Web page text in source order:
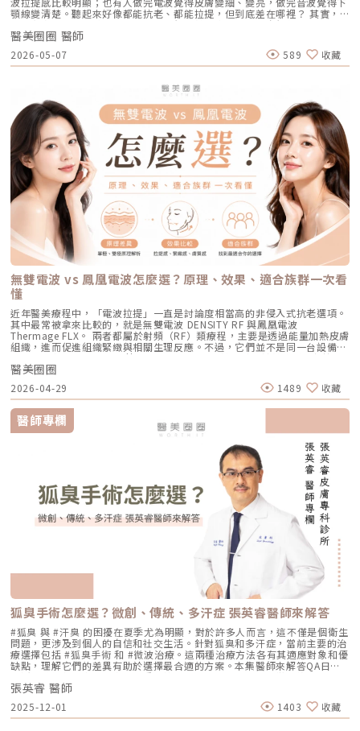
A 酸至少 1 到 3 個月後，讓皮膚屏障稍微恢復，再來進行雷射治療會比較
安全。Q3：如果我只有局部（例如下巴）長痘痘，可以只打局部嗎？A：通
常建議「全臉治療」效果最佳。皮脂腺是分佈在全臉的，雖然目前只有下巴
在發炎，但其他區域的皮脂腺可能也處於過度活躍的狀態。全臉均勻施打可
以達到整體控油、預防其他部位未來爆發的效果。當然，醫師在施打時，會
針對正在發炎的嚴重區域特別加強能量。Q4：三次療程結束後，一輩子都
幅萎縮皮脂腺，把出油量降到極低，讓長痘痘的機率降到最低。但人體是有
自我修復機制的，經過數年後，部分皮脂腺可能會慢慢恢復部分功能。此
外，極端的壓力、嚴重的賀爾蒙失調依然可能引發零星的痘痘。但整體來
說，膚況絕對會比治療前穩定非常多。許多人會選擇在 1 到 2 年後，將
AviClear 作為年度的「控油進廠保養」來施打一次。Q5：打完 AviClear 後
有修復期嗎？該怎麼保養？A：由於屬於「非侵入性」的安全療程，術後皮
膚最多只會有輕微的泛紅，通常在幾個小時到一天內就會自然消退，完全不
影響日常上班上課。術後的保養也非常簡單：只要做好「基礎保濕」與「確
實防曬」，並在術後一週內暫停使用美白、酸類或去角質等刺激性產品即
可。對於忙碌的現代人來說，是非常友善的午休醫美選擇。拿回肌膚的主導
權，抗痘不再是一場苦戰青春痘從來就不只是一個表面的皮膚問題，它更深
刻地牽動著個人的自信心與社交生活。過去，嚴重痘痘肌患者往往陷入兩
難：任憑痘痘反覆肆虐，或是無奈忍受口服藥物的強烈副作用。隨著 2026
年新一代抗痘武器AviClear 戰痘雷射（1726nm）問世，無疑為醫學美容界
與深受痘痘困擾的患者，提供了一個全新、安全且具備極長效性的無藥物解
答。它成功將抗痘戰場，從伴隨負擔的全身性藥物代謝，精準轉移至局部的
皮脂腺控制，從源頭阻斷致痘環境。如果你也厭倦了反覆擦藥、吃藥的無盡
輪迴，渴望重新擁有一張清爽、穩定、不易泛油光的健康臉龐，建議尋求專
業醫師進行完整的膚況評估。透過精準的雷射療程規劃，為自己預約一個遠
離痘疤與油光的全新未來！
重度凹洞救星：UP雷射原理：如果是屬於嚴重的「疤痕/凹洞型毛孔」，皮
秒雷射可能不夠力，這時候就需要汽化型雷射上場。例如 UP雷射
（UltraPulse），它能將能量精準且極深地打入真皮層甚至皮下組織，切斷
硬化的纖維化疤痕組織，進行深層的肌膚重建。適合誰：嚴重的冰鑿型痘
疤、嚴重凹洞型毛孔粗大。效果與特色：效果非常強大且顯著，但相對的
「破壞力」也強。術後會有明顯的點狀結痂、流組織液，恢復期較長（約需
波 Exion、無限電波 Potenza）原理：結合了「微針」與「電波（RF）」
雙重優勢。透過極細的微針穿透表皮，在到達真皮層特定深度時瞬間釋放電
波熱能。這不僅能刺激膠原蛋白與彈力蛋白重組（改善老化型毛孔），微針
的物理性破壞與電波熱能，還能破壞過度活躍的皮脂腺（改善出油型毛
孔）。適合誰：混合型毛孔（又油又鬆弛）、肝斑體質不適合打高能量雷射
者、想全面提升膚質緊緻度的人。效果與特色：因為熱能在皮膚深層釋放，
表皮的熱傷害極小，退紅快（通常隔天即可上妝）。對於膚質的「整體優
化」有非常亮眼的表現。5. 物理性微創重建：得美微針筆（Dermapen）原
理：透過儀器上極細微的針頭，在肌膚表層每秒創造出1,920的微小穿刺通
道。這種「微破壞」能直接啟動肌膚天然的傷口癒合機制，刺激膠原蛋白與
彈力蛋白增生。更棒的是，這些微通道能像海綿一樣，大幅提升後續保養精
華（如生長因子、高濃度玻尿酸）的吸收率，達到加乘的養膚效果。適合族
群：老化型毛孔、淺層凹洞型毛孔、膚質粗糙者，以及對部分能量型療程較
為敏感、希望降低反黑風險的族群（實際仍需由醫師評估）。效果與特色：
因為沒有雷射或電波的「熱傷害」，所以術後照顧相對簡單，反黑機率極
低。做完後通常會有 1~3 天的微泛紅，能溫和改善膚質與毛孔細緻度的新
興療程。醫美療程怎麼選？重點大評比為了讓你更清楚怎麼挑選，我們整理
了五大主力療程的比較表：療程後的關鍵：醫美術後保養黃金法則許多人投
入療程本身，卻忽略術後照護的重要性，可能影響修復效果，甚至增加色素
沉澱風險。掌握以下三大原則，有助於穩定膚況並延續療程效果：1. 加強保
濕修護雷射或電波療程後，肌膚屏障暫時較為脆弱，容易出現乾燥與水分流
失。建議選擇成分單純、無香精與酒精的保濕與修護產品（如玻尿酸、神經
醯胺），協助維持肌膚修復所需的穩定環境。2. 落實防曬措施術後肌膚對紫
外線較為敏感，建議使用足夠防曬係數（如 SPF30–50 以上），並搭配帽
子、陽傘等物理性防曬，以降低色素沉澱的風險。3. 避免刺激性保養於恢復
期間內，應暫停使用酸類（如果酸、水楊酸）、A醇、去角質及高刺激性美
白產品。實際恢復時間會依療程種類與個人膚況不同，建議依照醫師指示逐
步恢復日常保養。毛孔粗大常見問題Q&A Q1：做完醫美，毛孔就可以「完
全消失」嗎？ 這是不切實際的期望喔！毛孔是皮膚正常的生理結構，不可
能完全消失不見。醫美療程的目標是讓變大、變形毛孔「縮小、變淺」，讓
肌膚在視覺上達到平滑、細緻的效果，也就是俗稱的「水煮蛋肌」狀態。
Q2：打雷射縮毛孔，皮膚會不會越打越薄？ 正確的雷射治療不但不會讓皮
膚變薄，反而會因為刺激真皮層膠原蛋白新生，讓肌膚變得更厚實、更有彈
性！但前提是「間隔時間要充足」且「能量掌控得當」，過度頻繁的施打才
有可能破壞皮膚屏障。Q3：改善毛孔粗大，通常需要打幾次才有效？ 醫美
不是變魔術，通常需要一個「療程」的規劃。以皮秒雷射或微針電波為例，
通常會建議進行 3~5 次（每次間隔約 4~6 週）為一個完整療程。不過，多
數人在第 2 次治療後，就會感覺到上妝變得服貼、出油量減少的明顯變化
了。Q4：我是容易泛紅的敏感肌或酒糟肌，也能做醫美縮毛孔嗎？需經醫
師審慎評估。敏感肌或酒糟肌因皮膚屏障較脆弱，若在發炎尚未穩定的情況
下進行高能量雷射，可能增加泛紅加劇或刺激反應的風險。因此治療重點通
常會先放在「穩定膚況與降低發炎反應」，並依個別狀況調整可能的誘發因
素。待肌膚穩定後，再由醫師評估選擇較溫和的療程，例如微針類療程或能
量可精準控制的微針電波，以循序漸進方式改善毛孔粗大與膚質細緻度。
Q5：我平常有在擦酸類或A醇縮毛孔，做醫美前後需要停用嗎？建議暫停使
用，但實際時間需依療程種類與個人膚況調整。酸類（如果酸、水楊酸）與
A醇會促進角質代謝，可能在療程前後增加肌膚敏感度，使刺激反應（如泛
紅、乾燥）加劇，並提高色素沉澱的風險。一般常見建議為：療程前約3–7
天暫停使用，術後約1–2週再視肌膚修復狀況逐步恢復。但實際仍應依醫師
評估為準。在停用期間，建議以溫和清潔、加強保濕與修護（如玻尿酸、神
經醯胺等），並落實防曬措施，協助肌膚穩定修復。擺脫毛孔焦慮，找回平
滑自信肌對抗毛孔粗大是一場長期抗戰，它需要你改變不良的生活習慣、建
立正確的居家保養觀念，並適時借助醫美科技的強大力量來突破瓶頸。現在
的醫美技術已經能為各種膚況提供客製化的解決方案，如果不確定自己到底
是屬於哪一種毛孔類型，或者不知道該從哪一個療程下手，建議直接安排時
間到專業的醫美診所進行諮詢。透過醫師的專業評估，甚至搭配高階的肌膚
檢測儀器，才能為你規劃出最精準、最不走冤枉路的縮毛孔計畫！★溫馨提
辨識斑點的深度與分布，使能量設定更具科學依據。在治療作用上，
Reepot 搭載超低溫冷卻機制，能在能量擊發的同時以低溫保護皮膚，降低
紅腫與熱刺激。其能量原理以機械式震動分散黑色素為主，而非單純依賴高
熱破壞，因此對周邊組織更溫和。簡單來說，它讓除斑從過去較不穩定的模
式，提升為更可控、恢復期更短的療程設計。Reepot 三大核心技術：讓除
斑更精準、安全、穩定在眾多除斑雷射中，Reepot 之所以被視為新一代的
術，不只是把能量打在斑點上，而是以更科學、更安全的方式處理色素問
題。AutoDerm 智慧影像分析系統在正式治療前，系統會先掃描肌膚，辨識
每一處斑點的分布、深度與範圍。這讓醫師不再只依賴肉眼判斷，而是能透
過影像資訊調整能量，讓治療更客製化、也更一致。對於斑點多、深淺不一
或分布不規則的人來說，這項技術能有效提升治療的精準度。CPTL 超冷卻
保護除斑過程中最令人擔心的副作用之一，就是因熱能過高造成紅腫、脫
皮，甚至反黑。CPTL 的作用是在雷射擊發的同時迅速降溫，使肌膚保持在
低溫狀態，避免熱能向周圍擴散。皮膚被冷保護包覆後，不僅治療時更舒
適，也能減少後續的發炎反應，讓整體修復期縮短許多。VSLS色素冷剝離
技術在 532 奈米波長下，Reepot 的能量並非以高熱燒灼黑色素，而是以機
械式的震動作用使色素顆粒鬆動、分離，再交由身體自然代謝。這項機制能
同時保護真皮層的血管結構，減少對健康組織的影響，讓整個治療更溫和，
也降低出現過度刺激或色素反應的可能性。透過這三項核心技術的搭配，
Reepot 不只是單純「把斑點打掉」，而是以更安全、更穩定的方式改善色
素問題，也更符合現代人對於恢復期短、風險低的期待。Reepot 為何能將
斑點一撕即除？人工皮代謝讓改善更有感為什麼 Reepot 能做到治療後「撕
除人工皮時同步帶走斑點」？這與它的能量作用與術後設計密切相關。
Reepot 透過 532 nm 能量搭配冷剝離技術，使表層黑色素逐漸被帶向角質
層；治療後覆蓋的人工皮則提供穩定、封閉式的修復環境，讓色素在代謝期
間被更完整地固定在表皮。當人工皮在回診時由專業人員取下，老化角質連
同部分色素會一併脫落，因此能呈現出「一撕即除」的改善效果。以冷卻保
護與機械式震動相結合的方式，讓斑點代謝更有感，也讓治療成果更直觀。
誰適合做 Reepot？讓你一眼就能找到自己的定位Reepot 特別適合以下肌
膚需求： 曬斑、雀斑、老人斑、顴骨母斑 膚色暗沉不均，看起來不夠乾淨
做過除斑，但怕反黑、怕紅腫 希望治療後恢復期短、隔天能上班 膚質偏薄
或偏敏感，不敢嘗試侵略性太高的治療Reepot AI時光雷射的效果：一次能
改善什麼？以下為臨床上常見改善情況（效果因個人皮膚而異）： 斑點淡
化明顯 膚色提亮、均勻度提升 老人斑變淡、邊界變柔和 妝感變乾淨，妝更
貼更亮 肌膚質地有細緻感Reepot 術後恢復期與照護指南Reepot 最大優勢
之一就是修復期短。常見反應淡淡泛紅：1–3 天斑點結痂／色素加深：3–7
天代謝期：1–2 週術前事項1. 治療部位若有傷口、感染或過敏發炎需等肌膚
恢復後再施作。2. 有心律調節器、光敏感或慢性疾病者需由醫師評估安全
性。3. 孕婦、哺乳者與近期使用光敏藥物者不建議進行光電療程。4. 三個
月內做過深層換膚或磨皮者需與醫師確認治療時機。5. 術前請避免日曬並停
止酸類、去角質與刺激性保養品。這些都有助於減少反黑。術後照護1. 人工
皮需連續貼著約 14 天且不可自行撕除。2. 若人工皮翹起或濕潤可加貼更大
片人工皮加強固定。3. 術後兩週內避免三溫暖、蒸氣、劇烈流汗與飲酒。4.
請按時回診由專業人員移除人工皮並檢查膚況。5. 如出現紅腫、刺癢或滲出
應立即聯絡診所處理。6. 色素代謝期間避免使用磨砂、卸妝棉與去角質產
品。7. 修復期需加強保濕並確實做好防曬。Reepot 的優勢到底在哪？與傳
準 舒適度 熱感明顯，需敷麻 即時冷卻系統，可不需敷麻 反黑風險 較高 較
理多種斑點 療程次數 修復期 可能需多次，修復期較長 單次有感改善、修復
期更短 適合性 適合多數色斑但風險略高 適合希望快速、低風險改善的族群
Reepot AI時光雷射禁忌症以下情況在接受 Reepot 治療時需特別注意，需
由醫療人員審慎評估：1. 具有光敏感體質或正在使用感光藥物者若皮膚對光
線反應特別強烈，或正在使用會增加光敏性的藥物，治療後發生刺激或色素
反應的風險較高。2. 三個月內曾使用口服 A 酸A 酸會影響皮膚角質更新與
修復速度，使治療後的反應加劇，因此仿單建議需完全停藥至少三個月。3.
最近三到六個月內接受過填補注射包括玻尿酸、洢蓮絲、舒顏萃等填充劑，
為避免能量影響填充物穩定性，需由醫療人員評估治療時機。4. 三個月內接
受過磨皮或其他侵入性治療若表皮尚未完全恢復，過早進行雷射可能造成過
度刺激或延長恢復期。5. 懷孕與哺乳期間仿單中明確列為需避免的狀況，主
要基於安全性與荷爾蒙變動的不確定性雖然非侵入性，但仍建議暫緩治療。
顎線變清楚。聽起來好像都能抗老、都能拉提，但到底差在哪裡？ 其實，
電波和音波最大的差別，不是「哪一個比較厲害」，而是它們使用的能量不
同、作用的層次不同，適合處理的老化問題也不同。 簡單來說： 電波偏向
改善皮膚的鬆、細紋、膚質與緊緻度。 音波偏向改善輪廓的垂、嘴邊肉、
下顎線與深層支撐。 例如：如果把臉比喻成一棟房子，電波比較像是在整
理牆面，讓表面變得更平整、更緊；音波則比較像是在加強地基與支撐結
拉提使用的是 RF 射頻能量。RF 是 Radiofrequency 的縮寫。原理是透過
射頻能量在皮膚組織中產生熱能，讓膠原蛋白受熱收縮，並啟動後續的膠原
蛋白新生與重組。很多人一聽到「加熱」會覺得很抽象，電波不是只打一個
點，而是讓一段皮膚組織被均勻加熱。當皮膚裡的膠原纖維遇到適當熱能，
就像鬆掉的彈力網被重新收緊，視覺上會有比較緊、平整的感覺。所以電波
常見的效果感受包括：皮膚變緊、細紋變淡、毛孔視覺變細緻、臉部鬆弛感
改善、膚質變得比較平滑。也因為電波比較強調「皮膚緊緻」和「膚質改
善」，所以如果困擾的是臉看起來鬆鬆的、眼周或嘴邊有細紋、臉頰摸起來
不夠緊實，電波通常會是可以評估的方向。但要注意，電波不是做完就立刻
變成另一張臉。效果通常會分成兩個階段：一部分人會先感覺皮膚有收緊
感，後續則會隨著膠原蛋白慢慢新生，讓緊緻度逐漸出現。音波是什麼？重
點在聚焦超音波與深層拉提音波拉提使用的是 聚焦式超音波能量，常見名
稱包含 HIFU、MFU 或 MFU-V。它的特色是可以把能量聚焦到皮膚深層，形
成一個個熱凝結點，刺激組織收縮與膠原蛋白新生。部分音波療程可透過不
同深度探頭，將能量作用到接近深層支撐結構的位置，例如常被討論的
SMAS 筋膜層。SMAS 是臉部支撐結構的一部分，傳統拉皮手術也會處理這
個層次。音波的概念，就是透過非侵入式方式，把能量送到較深層的支撐結
構，幫助輪廓往上拉。所以音波常見的效果感受包括：下顎線變清楚、嘴邊
肉改善、臉部線條變順、雙下巴或下半臉鬆垂感變少。如果你的困擾不是細
紋，而是「臉往下掉」、「輪廓線越來越模糊」、「拍照時下半臉變重」，
音波通常會比電波更貼近你的需求。不過音波也不是越深越好、越痛越有
效。不同部位需要不同探頭、不同深度與不同發數，醫師必須依照臉型、脂
肪厚度、骨架與皮膚狀況去規劃。打錯層次、能量過高或發數不合適，都可
能影響效果與安全性。電波、音波、傳統拉皮手術差異表 項目 電波拉提 音
波拉提 傳統拉皮手術 療程原理 使用RF射頻能量，透過熱能刺激膠原蛋白收
縮與新生 使用聚焦式超音波能量，將熱能聚焦到特定深度，刺激組織收縮
與膠原蛋白新生 透過外科手術方式，移除多餘皮膚，並重新拉提、固定鬆
弛組織 作用方向 偏向皮膚緊緻、細紋、膚質與鬆弛感改善 偏向深層支撐、
輪廓拉提、下顎線與嘴邊肉改善 偏向明顯鬆弛、下垂組織與多餘皮膚的結
構性改善 常見作用層次 真皮層、皮下組織，依儀器與能量設定不同 真皮
層、皮下組織、筋膜層等不同深度，依探頭與機型不同 皮膚、皮下組織、
肉、下顎線模糊、臉部下垂感 改善明顯鬆弛、下垂與多餘皮膚，拉提幅度
通常較明顯 適合對象 皮膚開始鬆、細紋變多、毛孔或膚質變粗、想讓臉看
起來更緊緻的人 輪廓開始下垂、嘴邊肉明顯、下顎線不清楚、下半臉變重
型、能量與個人耐受度，可能不需麻醉或搭配舒緩方式 通常需要局部麻
上，依手術範圍與複雜度不同 修復期 多數人修復期短，可能有暫時泛紅、
長，可能有腫脹、瘀青、傷口照護與拆線需求 效果出現時間 部分人術後先
有緊實感，完整效果通常隨膠原蛋白新生逐漸出現 部分人術後有緊繃感，
拉提效果通常會在數週至數月逐漸明顯 術後消腫後逐漸看出效果，完整自
然度需等待恢復期 維持時間 約1年至1年半以上，依個人體質、老化速度與
保養而定 約1年至1年半以上，依個人體質、發數、能量與保養而定 通常可
維持數年，但仍會隨年齡與老化速度改變 優點 非侵入式、修復期短、膚質
與緊緻感改善自然 非侵入式、修復期短、對輪廓線與深層支撐較有針對性
膚，改善幅度有限 對膚質、毛孔、細紋的改善不一定比電波明顯 需開刀、
有傷口與恢復期，風險與費用通常較高 電波音波哪個好？不要只問哪個
強，要問哪個適合你很多人會問：「電波跟音波哪個效果比較好？」但這個
問題其實很容易問錯方向。因為電波和音波不是同一種東西，它們就像健身
醫美圈圈 醫師
2026-05-07 589 收藏
無雙電波 vs 鳳凰電波怎麼選？原理、效果、適合族群一次看
懂
近年醫美療程中，「電波拉提」一直是討論度相當高的非侵入式抗老選項。
其中最常被拿來比較的，就是無雙電波 DENSITY RF 與鳳凰電波
Thermage FLX。 兩者都屬於射頻（RF）類療程，主要是透過能量加熱皮膚
組織，進而促進組織緊緻與相關生理反應。不過，它們並不是同一台設備，
也不只是名稱不同而已。 簡單來說： 鳳凰電波較常被用於輪廓緊緻與拉提
需求，屬於單極射頻應用的代表療程； 無雙電波則為結合單極與雙極射頻
的複合式電波療程，常被用於同時兼顧緊緻與膚質改善。 根據原廠資料，
Thermage 為非侵入式射頻療程，可應用於肌膚緊緻與平滑需求；而
DENSITY 則採用單極與雙極射頻能量，可作用於不同皮膚層次。 這也是為
什麼許多人在選擇療程時會產生疑問： 我需要的是「輪廓拉提」，還是
「膚質細緻」？ 我適合鳳凰電波，還是無雙電波？ 兩者是否可以搭配施
作？ 以下將用較好理解的方式，帶你一次釐清兩者差異。什麼是鳳凰電波
Thermage FLX？鳳凰電波的正式名稱是 Thermage FLX，為台灣索塔
SoltaTaiwan Limited旗下的射頻設備。根據台灣原廠資料，Thermage
FLX 採用單極電容耦合射頻技術。所謂「電容耦合」，簡單來說就是能量透
過皮膚表面傳導進入皮膚內部，無需破壞皮膚結構。它的特色是「單極電
波」。是能將熱能傳遞到較深層的皮膚組織，形成較廣泛的容積式加熱。一
般民眾常聽到的「電波拉提」、「緊緻輪廓」、「改善鬆弛」，多半就是從
這類療程概念延伸而來。由於屬於非侵入式，不需要手術或注射，且通常恢
復期較短；效果可能在療程後逐漸顯現，並隨著時間持續變化。鳳凰電波適
合施打族群鳳凰電波比較常被期待用在以下需求： 臉部鬆弛感 下顎線不清
楚 嘴邊肉或輪廓線變模糊 眼周細紋與鬆弛 身體局部肌膚鬆弛 常被作為年度
型保養選項之一不過要特別注意，任何非侵入式儀器療程都不是拉皮手術，
也不是填充療程。它比較適合用來改善輕度到中度鬆弛，若已經有明顯皮膚
下垂、脂肪位移或組織支撐不足，仍需要由專業醫師評估是否需搭配其他療
程。什麼是DENSITY RF無雙電波 ？無雙電波的英文名稱為 DENSITY，由
Jeisys Medical 推出。根據 DENSITY 官方資料，這套系統使用單極與雙極
高頻能量，可將能量傳遞到淺層與深層皮膚組織。它和傳統單一電波不同的
地方，在於它主打「單極 + 雙極」的複合式能量設計。單極偏向較深層作
用，雙極則偏向較表層、較集中，因此在療程定位上，無雙電波常被形容為
兼顧： 深層緊緻 淺層膚質 細紋改善 毛孔與光澤感 整體肌膚精緻度
DENSITY 採用 sequential monopolar + bipolar RF，也就是序列式單極
與雙極射頻能量，並搭配冷卻與即時阻抗校準等設計。無雙電波適合施打族
群無雙電波常被期待用在以下族群： 臉沒有嚴重鬆弛，但開始覺得輪廓不
夠緊 膚質變粗、毛孔變明顯 乾燥細紋、光澤感下降 想做電波，但怕疼痛感
太強 想要自然型、精緻型保養 希望同時處理緊緻與膚質所以如果說鳳凰電
波比較偏「輪廓拉提主力」，無雙電波就比較像「緊緻 + 膚質管理」的複合
醫美圈圈
2026-04-29 1489 收藏
醫師專欄
狐臭手術怎麼選？微創、傳統、多汗症 張英睿醫師來解答
#狐臭 與 #汗臭 的困擾在夏季尤為明顯，對於許多人而言，這不僅是個衛生
問題，更涉及到個人的自信和社交生活。針對狐臭和多汗症，當前主要的治
療選擇包括 #狐臭手術 和 #微波治療。這兩種治療方法各有其適應對象和優
缺點，理解它們的差異有助於選擇最合適的方案。本集醫師來解答QA日常
生活中該如何減少體味產生？重點摘要：00:00 開場00:05 微創旋轉刮刀狐
臭手術與傳統狐臭手術法之比較00:40 狐臭手術治療效果如何？01:55 狐臭
和多汗我都有，但我能使用狐臭手術嗎？02:33 狐臭治療建議幾歲開始做？
03:08 微波治療後汗水會跑到其他部位嗎？04:21 日常生活中該如何減少體
味產生？張英睿皮膚專科診所官網 : http://www.skinbook.com.tw/張英
張英睿 醫師
2025-12-01 1403 收藏